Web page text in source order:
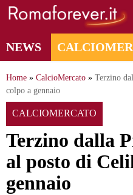
Skip
content
NEWS
Home » CalcioMercato » Terzino
colpo a gennaio
CALCIOMERCATO
Terzino dalla
al posto di
gennaio